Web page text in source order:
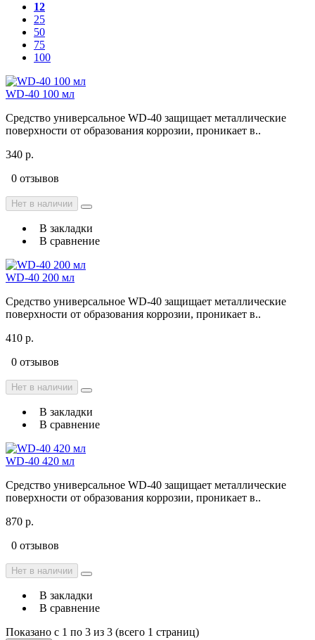
12
25
50
75
100
WD-40 100 мл
Средство универсальное WD-40 защищает металлические
поверхности от образования коррозии, проникает в..
340 р.
0 отзывов
Нет в наличии
В закладки
В сравнение
WD-40 200 мл
Средство универсальное WD-40 защищает металлические
поверхности от образования коррозии, проникает в..
410 р.
0 отзывов
Нет в наличии
В закладки
В сравнение
WD-40 420 мл
Средство универсальное WD-40 защищает металлические
поверхности от образования коррозии, проникает в..
870 р.
0 отзывов
Нет в наличии
В закладки
В сравнение
Показано с 1 по 3 из 3 (всего 1 страниц)